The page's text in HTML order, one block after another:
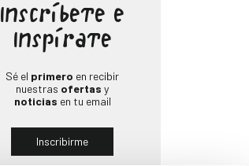
Inscríbete e
Inspírate
Sé el primero en recibir
nuestras ofertas y
noticias en tu email
Inscribirme